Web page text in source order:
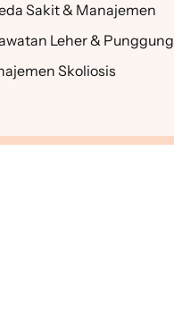
Sakit & Manajemen
Leher & Punggung
Skoliosis